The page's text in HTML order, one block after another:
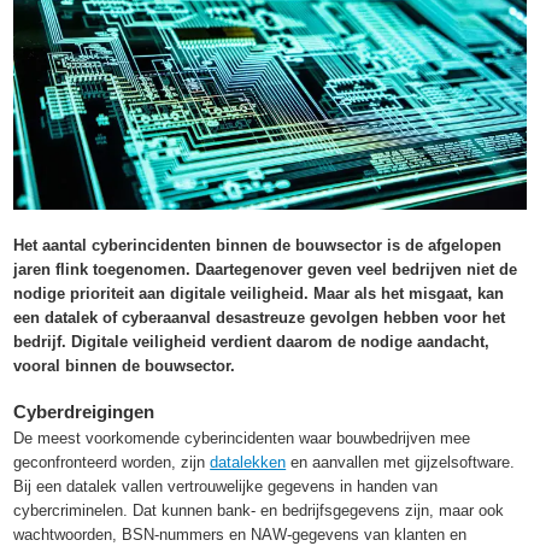
Het aantal cyberincidenten binnen de bouwsector is de afgelopen
jaren flink toegenomen. Daartegenover geven veel bedrijven niet de
nodige prioriteit aan digitale veiligheid. Maar als het misgaat, kan
een datalek of cyberaanval desastreuze gevolgen hebben voor het
bedrijf. Digitale veiligheid verdient daarom de nodige aandacht,
vooral binnen de bouwsector.
Cyberdreigingen
De meest voorkomende cyberincidenten waar bouwbedrijven mee
geconfronteerd worden, zijndatalekken en aanvallen met gijzelsoftware.
Bij een datalek vallen vertrouwelijke gegevens in handen van
cybercriminelen. Dat kunnen bank- en bedrijfsgegevens zijn, maar ook
wachtwoorden, BSN-nummers en NAW-gegevens van klanten en